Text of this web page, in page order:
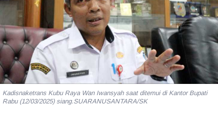
Kadisnaketrans Kubu Raya Wan Iwansyah saat ditemui di Kantor Bupati
Rabu (12/03/2025) siang.SUARANUSANTARA/SK